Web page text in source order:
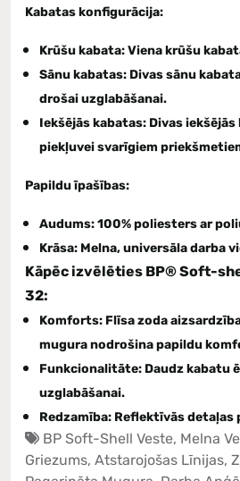
Kabatas konfigurācija:
Krūšu kabata:Viena krūšu
Sānu kabatas: Divas sānu
drošai uzglabāšanai.
Iekšējās kabatas: Divas
piekļuvei svarīgiem
Papildu īpašības:
Audums:100% poliesters ar
Krāsa: Melna, universāla darba
Kāpēc izvēlēties BP® Soft-
32:
Komforts: Flīsa zoda
mugura nodrošina papildu
Funkcionalitāte: Daudz kabatu
uzglabāšanai.
Redzamība: Reflektīvās detaļas
BP Soft-Shell Veste, Melna
Griezums, Atstarojošas Līnijas,